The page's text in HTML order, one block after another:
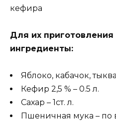
кефира
Для их
ингредиенты:
Яблоко, кабачок,
Кефир 2,5 % – 0.5 л.
Сахар – 1ст. л.
Пшеничная мука – по